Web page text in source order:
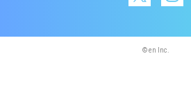
© en Inc.